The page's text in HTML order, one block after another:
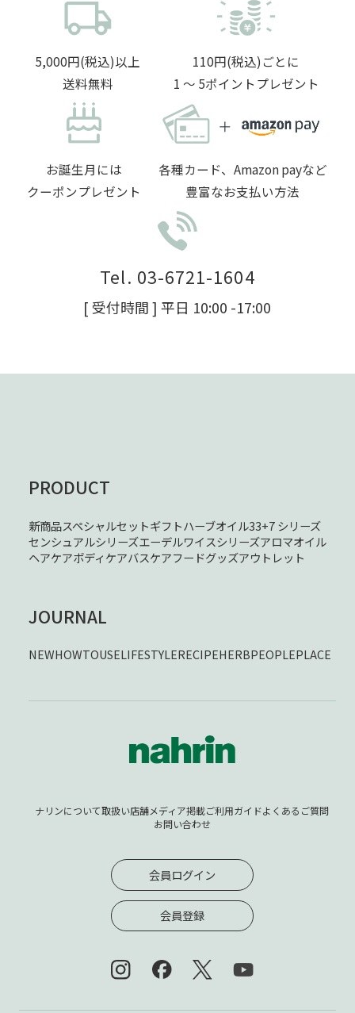
5,000円(税込)以上
送料無料
110円(税込)ごとに
1 〜 5ポイントプレゼント
お誕生月には
クーポンプレゼント
各種カード、Amazon payなど
豊富なお支払い方法
Tel. 03-6721-1604
[ 受付時間 ] 平日 10:00 -17:00
PRODUCT
新商品スペシャルセットギフトハーブオイル33+7 シリーズ
センシュアルシリーズエーデルワイスシリーズアロマオイル
ヘアケアボディケアバスケアフードグッズアウトレット
JOURNAL
NEWHOWTOUSELIFESTYLERECIPEHERBPEOPLEPLACE
ナリンについて取扱い店舗メディア掲載ご利用ガイドよくあるご質問
お問い合わせ
会員ログイン
会員登録